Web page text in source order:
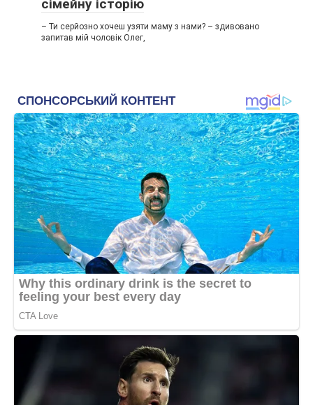
сімейну історію
– Ти серйозно хочеш узяти маму з нами? – здивовано
запитав мій чоловік Олег,